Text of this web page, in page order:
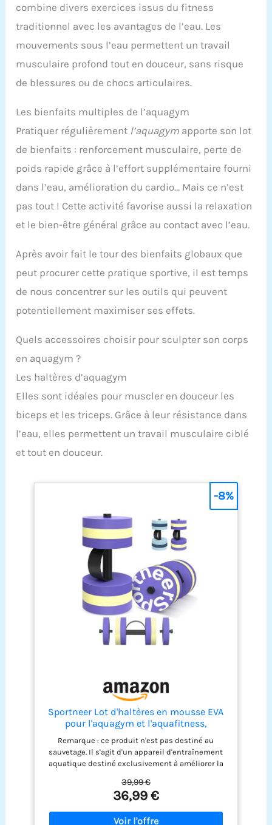
combine divers exercices issus du fitness
traditionnel avec les avantages de l’eau. Les
mouvements sous l’eau permettent un travail
musculaire profond tout en douceur, sans risque
de blessures ou de chocs articulaires.
Les bienfaits multiples de l’aquagym
Pratiquer régulièrement l’aquagym apporte son lot
de bienfaits : renforcement musculaire, perte de
poids rapide grâce à l’effort supplémentaire fourni
dans l’eau, amélioration du cardio… Mais ce n’est
pas tout ! Cette activité favorise aussi la relaxation
et le bien-être général grâce au contact avec l’eau.
Après avoir fait le tour des bienfaits globaux que
peut procurer cette pratique sportive, il est temps
de nous concentrer sur les outils qui peuvent
potentiellement maximiser ses effets.
Quels accessoires choisir pour sculpter son corps
en aquagym ?
Les haltères d’aquagym
Elles sont idéales pour muscler en douceur les
biceps et les triceps. Grâce à leur résistance dans
l’eau, elles permettent un travail musculaire ciblé
et tout en douceur.
Sportneer Lot d'haltères en mousse EVA
pour l'aquagym et l'aquafitness,
appareils d'aquagym et accessoires pour
un entraînement efficace de l'eau,violet-
jaune réglable L
Remarque : ce produit n'est pas destiné au
sauvetage. Il s'agit d'un appareil d'entraînement
aquatique destiné exclusivement à améliorer la
pas de maintenir la personne à la surface de l'eau
et ne dispose d'aucune fonction de sauvetage. La
taille est réglable de L à XL ! Il ne s'agit pas d'un
haltère avec des poids. Convient pour un
39,99 €
36,99 €
-8%